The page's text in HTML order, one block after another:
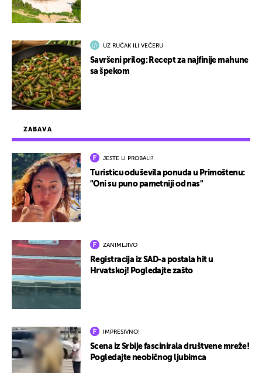
ZABAVA
JESTE LI PROBALI?
Turisticu oduševila ponuda u Primoštenu:
"Oni su puno pametniji od nas"
ZANIMLJIVO
Registracija iz SAD-a postala hit u
Hrvatskoj! Pogledajte zašto
IMPRESIVNO!
Scena iz Srbije fascinirala društvene mreže!
Pogledajte neobičnog ljubimca
UZ RUČAK ILI VEČERU
Savršeni prilog: Recept za najfinije mahune
sa špekom